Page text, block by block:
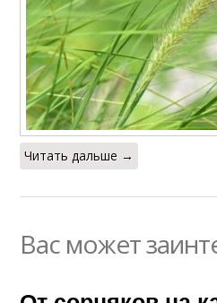
Читать дальше →
Вас может